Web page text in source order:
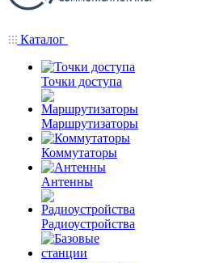
Каталог
Точки доступа
Маршрутизаторы
Коммутаторы
Антенны
Радиоустройства